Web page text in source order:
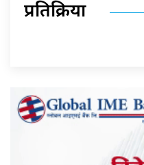
प्रतिक्रिया